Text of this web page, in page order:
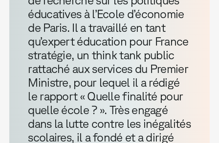
éducatives à l’Ecole d’économie
de Paris. Il a travaillé en tant
qu’expert éducation pour France
stratégie, un think tank public
rattaché aux services du Premier
Ministre, pour lequel il a rédigé
le rapport « Quelle finalité pour
quelle école ? ». Très engagé
dans la lutte contre les inégalités
scolaires, il a fondé et a dirigé